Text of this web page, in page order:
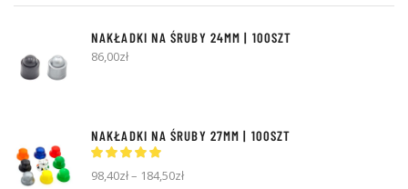
NAKŁADKI NA ŚRUBY 24MM | 100SZT
86,00zł
NAKŁADKI NA ŚRUBY 27MM | 100SZT
98,40zł– 184,50zł